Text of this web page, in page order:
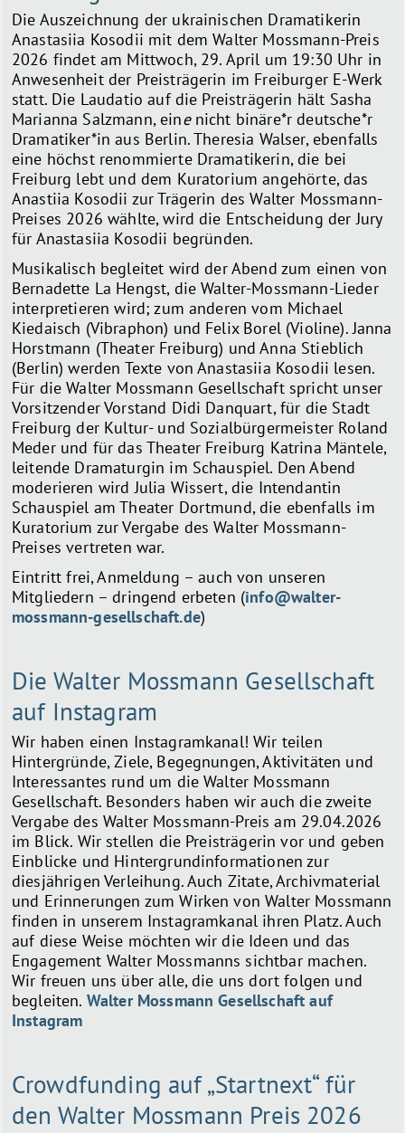
Die Auszeichnung der ukrainischen Dramatikerin
Anastasiia Kosodii mit dem Walter Mossmann-Preis
2026 findet am Mittwoch, 29. April um 19:30 Uhr in
Anwesenheit der Preisträgerin im Freiburger E-Werk
statt. Die Laudatio auf die Preisträgerin hält Sasha
Marianna Salzmann, eine nicht binäre*r deutsche*r
Dramatiker*in aus Berlin. Theresia Walser, ebenfalls
eine höchst renommierte Dramatikerin, die bei
Freiburg lebt und dem Kuratorium angehörte, das
Anastiia Kosodii zur Trägerin des Walter Mossmann-
Preises 2026 wählte, wird die Entscheidung der Jury
für Anastasiia Kosodii begründen.
Musikalisch begleitet wird der Abend zum einen von
Bernadette La Hengst, die Walter-Mossmann-Lieder
interpretieren wird; zum anderen vom Michael
Kiedaisch (Vibraphon) und Felix Borel (Violine). Janna
Horstmann (Theater Freiburg) und Anna Stieblich
(Berlin) werden Texte von Anastasiia Kosodii lesen.
Für die Walter Mossmann Gesellschaft spricht unser
Vorsitzender Vorstand Didi Danquart, für die Stadt
Freiburg der Kultur- und Sozialbürgermeister Roland
Meder und für das Theater Freiburg Katrina Mäntele,
leitende Dramaturgin im Schauspiel. Den Abend
moderieren wird Julia Wissert, die Intendantin
Schauspiel am Theater Dortmund, die ebenfalls im
Kuratorium zur Vergabe des Walter Mossmann-
Preises vertreten war.
Eintritt frei, Anmeldung – auch von unseren
Mitgliedern – dringend erbeten (info@walter-
mossmann-gesellschaft.de)
Die Walter Mossmann Gesellschaft
auf Instagram
Wir haben einen Instagramkanal! Wir teilen
Hintergründe, Ziele, Begegnungen, Aktivitäten und
Interessantes rund um die Walter Mossmann
Gesellschaft. Besonders haben wir auch die zweite
Vergabe des Walter Mossmann-Preis am 29.04.2026
im Blick. Wir stellen die Preisträgerin vor und geben
Einblicke und Hintergrundinformationen zur
diesjährigen Verleihung. Auch Zitate, Archivmaterial
und Erinnerungen zum Wirken von Walter Mossmann
finden in unserem Instagramkanal ihren Platz. Auch
auf diese Weise möchten wir die Ideen und das
Engagement Walter Mossmanns sichtbar machen.
Wir freuen uns über alle, die uns dort folgen und
begleiten. Walter Mossmann Gesellschaft auf
Instagram
Crowdfunding auf „Startnext“ für
den Walter Mossmann Preis 2026